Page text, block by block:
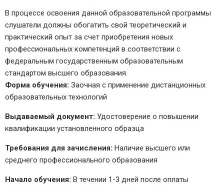
В процессе освоения данной образовательной программы
слушатели должны обогатить свой теоретический и
практический опыт за счет приобретения новых
профессиональных компетенций в соответствии с
федеральным государственным образовательным
стандартом высшего образования.
Форма обучения: Заочная с применение дистанционных
образовательных технологий
Выдаваемый документ: Удостоверение о повышении
квалификации установленного образца
Требования для зачисления: Наличие высшего или
среднего профессионального образования
Начало обучения: В течении 1-3 дней после оплаты